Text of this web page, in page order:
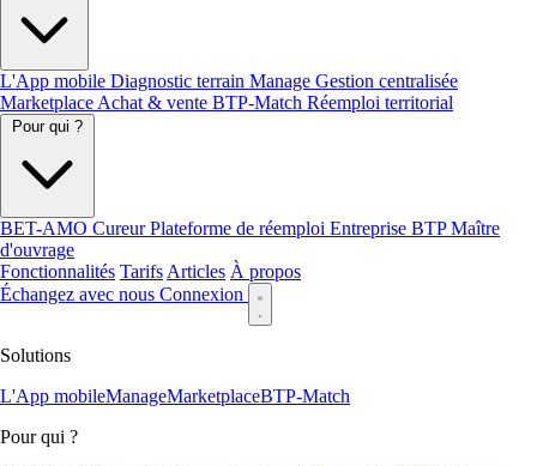
L'App mobile Diagnostic terrain Manage Gestion centralisée
Marketplace Achat & vente BTP-Match Réemploi territorial
BET-AMO CureurPlateforme de réemploi Entreprise BTPMaître
d'ouvrage
Fonctionnalités Tarifs Articles À propos
Échangez avec nous Connexion
Solutions
L'App mobileManageMarketplaceBTP-Match
Pour qui ?